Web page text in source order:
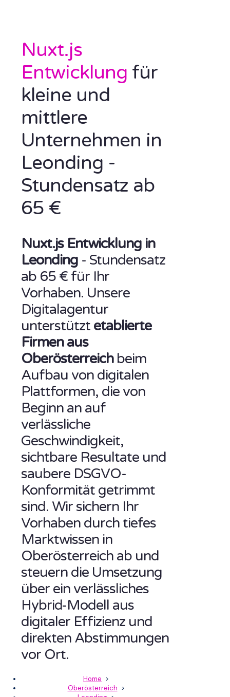
Nuxt.js
Entwicklung für
kleine und
mittlere
Unternehmen in
Leonding -
Stundensatz ab
65 €
Nuxt.js Entwicklung in
Leonding - Stundensatz
ab 65 € für Ihr
Vorhaben. Unsere
Digitalagentur
unterstützt etablierte
Firmen aus
Oberösterreichbeim
Aufbau von digitalen
Plattformen, die von
Beginn an auf
verlässliche
Geschwindigkeit,
sichtbare Resultate und
saubere DSGVO-
Konformität getrimmt
sind. Wir sichern Ihr
Vorhaben durch tiefes
Marktwissen in
Oberösterreich ab und
steuern die Umsetzung
über ein verlässliches
Hybrid-Modell aus
digitaler Effizienz und
direkten Abstimmungen
vor Ort.
Home >
Oberösterreich >